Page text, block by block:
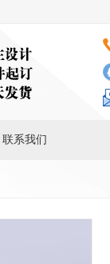
联系我们